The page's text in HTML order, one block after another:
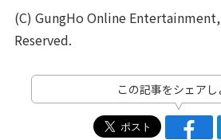
(C) GungHo Online
Reserved.
この記事をシェアし